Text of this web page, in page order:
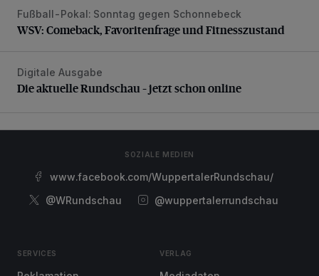
WSV: Comeback, Favoritenfrage und Fitnesszustand
Fußball-Pokal: Sonntag gegen Schonnebeck
WSV: Comeback, Favoritenfrage und Fitnesszustand
Die aktuelle Rundschau – jetzt schon online
Digitale Ausgabe
Die aktuelle Rundschau – jetzt schon online
SOZIALE MEDIEN
www.facebook.com/WuppertalerRundschau/
@WRundschau
@wuppertalerrundschau
SERVICES VERLAG